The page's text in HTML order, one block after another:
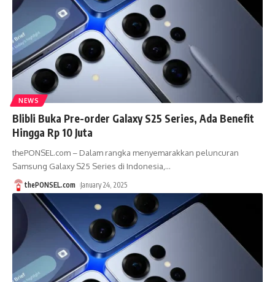
NEWS
Blibli Buka Pre-order Galaxy S25 Series, Ada Benefit
Hingga Rp 10 Juta
thePONSEL.com – Dalam rangka menyemarakkan peluncuran
Samsung Galaxy S25 Series di Indonesia,…
thePONSEL.com January 24, 2025